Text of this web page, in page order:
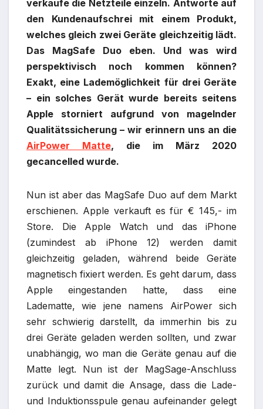
verkaufe die Netzteile einzeln. Antworte auf
den Kundenaufschrei mit einem Produkt,
welches gleich zwei Geräte gleichzeitig lädt.
Das MagSafe Duo eben. Und was wird
perspektivisch noch kommen können?
Exakt, eine Lademöglichkeit für drei Geräte
– ein solches Gerät wurde bereits seitens
Apple storniert aufgrund von magelnder
Qualitätssicherung – wir erinnern uns an die
AirPower Matte, die im März 2020
gecancelled wurde.
Nun ist aber das MagSafe Duo auf dem Markt
erschienen. Apple verkauft es für € 145,- im
Store. Die Apple Watch und das iPhone
(zumindest ab iPhone 12) werden damit
gleichzeitig geladen, während beide Geräte
magnetisch fixiert werden. Es geht darum, dass
Apple eingestanden hatte, dass eine
Ladematte, wie jene namens AirPower sich
sehr schwierig darstellt, da immerhin bis zu
drei Geräte geladen werden sollten, und zwar
unabhängig, wo man die Geräte genau auf die
Matte legt. Nun ist der MagSage-Anschluss
zurück und damit die Ansage, dass die Lade-
und Induktionsspule genau aufeinander gelegt